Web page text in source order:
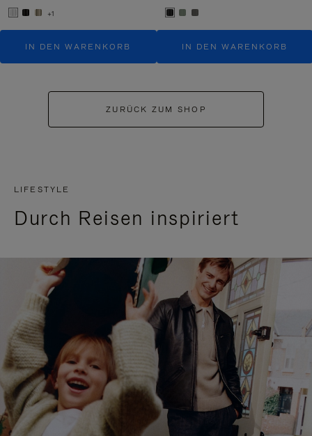
+1
IN DEN WARENKORB IN DEN WARENKORB
ZURÜCK ZUM SHOP
LIFESTYLE
Durch Reisen inspiriert